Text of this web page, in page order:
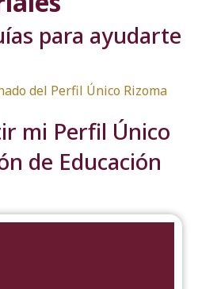
para ayudarte
del Perfil Único Rizoma
mi Perfil Único
de Educación